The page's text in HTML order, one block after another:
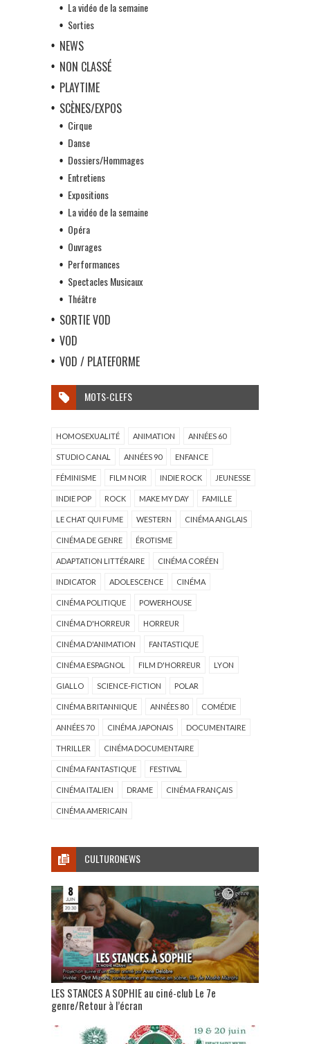
La vidéo de la semaine
Sorties
NEWS
NON CLASSÉ
PLAYTIME
SCÈNES/EXPOS
Cirque
Danse
Dossiers/Hommages
Entretiens
Expositions
La vidéo de la semaine
Opéra
Ouvrages
Performances
Spectacles Musicaux
Théâtre
SORTIE VOD
VOD
VOD / PLATEFORME
MOTS-CLEFS
HOMOSEXUALITÉ ANIMATION ANNÉES 60
STUDIO CANAL ANNÉES 90 ENFANCE
FÉMINISME FILM NOIR INDIE ROCK JEUNESSE
INDIE POP ROCK MAKE MY DAY FAMILLE
LE CHAT QUI FUME WESTERN CINÉMA ANGLAIS
CINÉMA DE GENRE ÉROTISME
ADAPTATION LITTÉRAIRE CINÉMA CORÉEN
INDICATOR ADOLESCENCE CINÉMA
CINÉMA POLITIQUE POWERHOUSE
CINÉMA D'HORREUR HORREUR
CINÉMA D'ANIMATION FANTASTIQUE
CINÉMA ESPAGNOL FILM D'HORREUR LYON
GIALLO SCIENCE-FICTION POLAR
CINÉMA BRITANNIQUE ANNÉES 80 COMÉDIE
ANNÉES 70 CINÉMA JAPONAIS DOCUMENTAIRE
THRILLER CINÉMA DOCUMENTAIRE
CINÉMA FANTASTIQUE FESTIVAL
CINÉMA ITALIEN DRAME CINÉMA FRANÇAIS
CINÉMA AMERICAIN
CULTURONEWS
LES STANCES A SOPHIE au ciné-club Le 7e
genre/Retour à l’écran